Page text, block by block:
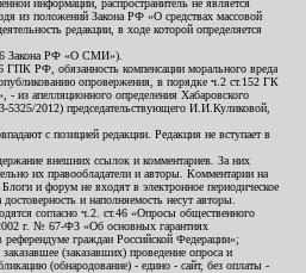
информации, распространитель не является
из положений Закона РФ «О средствах массовой
редакции, в ходе которой определяется
Закона РФ «О СМИ»).
ГПК РФ, обязанность компенсации морального вреда
опровержения, в порядке ч.2 ст.152 ГК
- из апелляционного определения Хабаровского
5325/2012) председательствующего И.И.Куликовой,
с позицией редакции. Редакция не вступает в
внешних ссылок и комментариев. За них
их правообладатели и авторы. Комментарии на
и форум не входят в электронное периодическое
и наполняемость несут авторы.
согласно ч.2. ст.46 «Опросы общественного
г. № 67-ФЗ «Об основных гарантиях
референдуме граждан Российской Федерации»;
(заказавших) проведение опроса и
(обнародование) - едино - сайт, без оплаты -